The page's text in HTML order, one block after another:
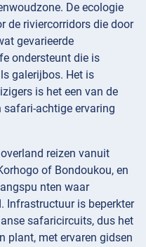
De ecologie
de riviercorridors die door
gevarieerde
ondersteunt die is
galerijbos. Het is
is het een van de
safari-achtige ervaring
reizen vanuit
of Bondoukou, en
nten waar
Infrastructuur is beperkter
safaricircuits, dus het
plant, met ervaren gidsen